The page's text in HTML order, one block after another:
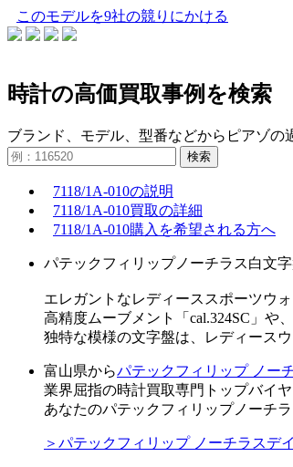
このモデルを9社の競りにかける
時計の高価買取事例を検索
ブランド、モデル、型番などからピアゾの
検索
7118/1A-010の説明
7118/1A-010買取の詳細
7118/1A-010購入を希望される方へ
パテックフィリップノーチラス白文
エレガントなレディーススポーツウ
高精度ムーブメント「cal.324SC」や
独特な模様の文字盤は、レディース
富山県からパテックフィリップ ノー
業界屈指の時計買取専門トップバイ
あなたのパテックフィリップノーチ
＞パテックフィリップ ノーチラスデ